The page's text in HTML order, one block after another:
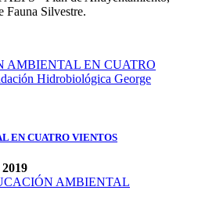
Fauna Silvestre.
EN CUATRO VIENTOS
AMBIENTAL